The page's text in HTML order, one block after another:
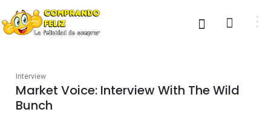
Interview
Market Voice: Interview With The Wild
Bunch